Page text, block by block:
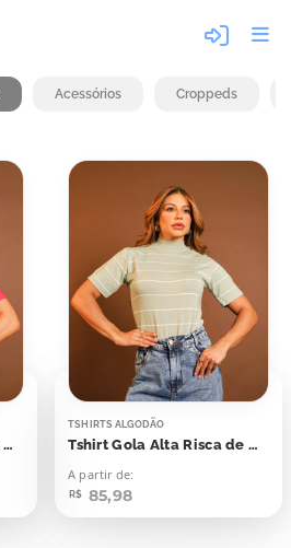
Acessórios Croppeds
Tshirt Gola Alta Risca de Giz Viva Magenta
TSHIRTS ALGODÃO
Tshirt Gola Alta Risca de Giz Verde Folha Seca
A partir de:
R$ 85,98